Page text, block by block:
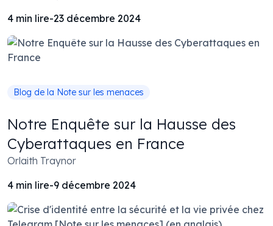
4 min lire-23 décembre 2024
Blog de la Note sur les menaces
Notre Enquête sur la Hausse des
Cyberattaques en France
Orlaith Traynor
4 min lire-9 décembre 2024